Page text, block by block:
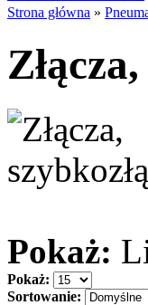
Strona główna »
Pokaż:
Pokaż:
Sortowanie: